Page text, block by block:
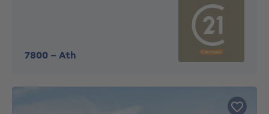
7800 - Ath